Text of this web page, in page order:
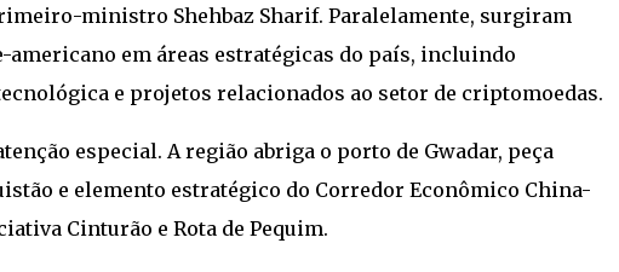
ministro Shehbaz Sharif. Paralelamente, surgiram
em áreas estratégicas do país, incluindo
e projetos relacionados ao setor de criptomoedas.
especial. A região abriga o porto de Gwadar, peça
e elemento estratégico do Corredor Econômico China-
Cinturão e Rota de Pequim.